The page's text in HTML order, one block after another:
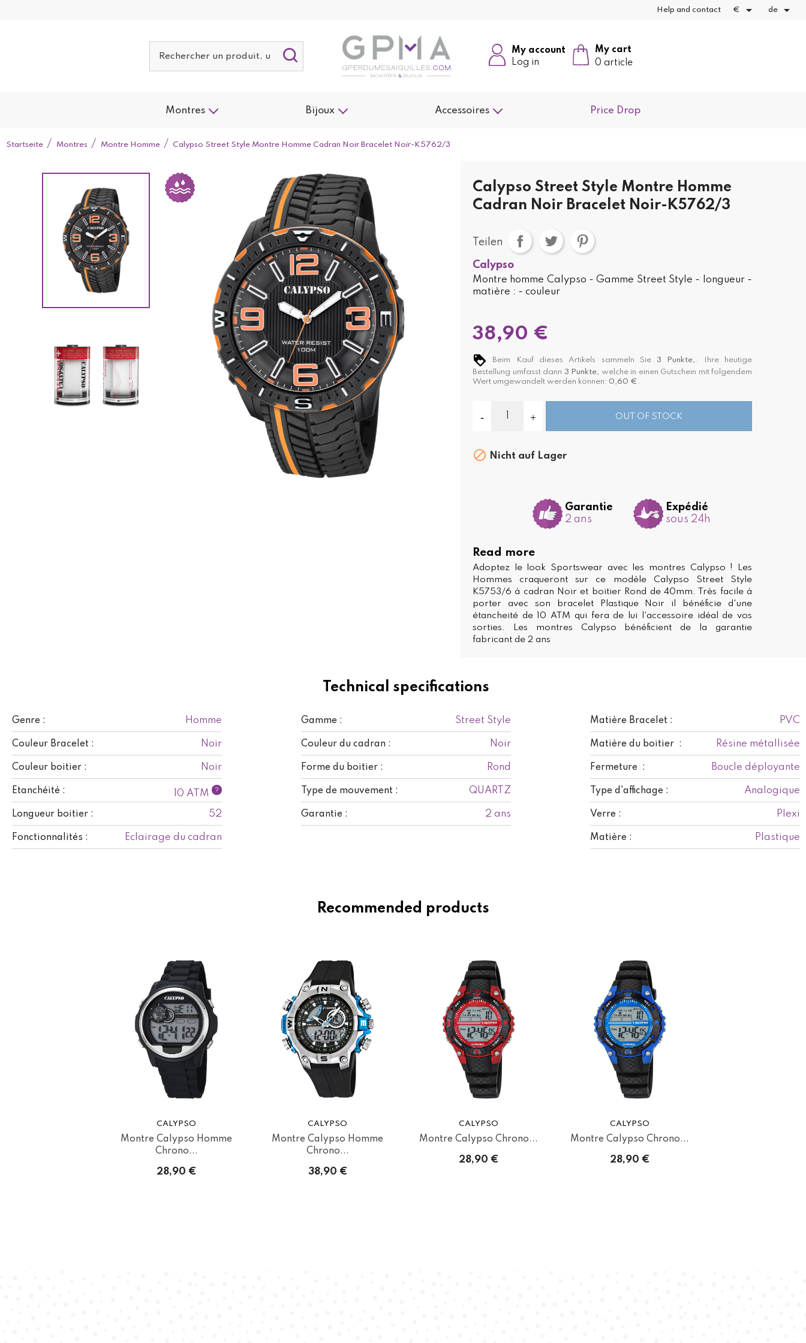
Help and contact €  de 
My cart
0 article
My account
Log in
Montres Bijoux Accessoires Price Drop
Startseite Montres Montre Homme Calypso Street Style Montre Homme Cadran Noir Bracelet Noir-K5762/3
Technical specifications
Genre : Homme Gamme : Street Style Matière Bracelet : PVC
Couleur Bracelet : Noir Couleur du cadran : Noir Matière du boitier : Résine métallisée
Couleur boitier : Noir Forme du boitier : Rond Fermeture : Boucle déployante
Etanchéité : 10 ATM ? Type de mouvement : QUARTZ Type d'affichage : Analogique
Longueur boitier : 52 Garantie : 2 ans Verre : Plexi
Fonctionnalités : Eclairage du cadran Matière : Plastique
Calypso Street Style Montre Homme
Cadran Noir Bracelet Noir-K5762/3
Teilen
Calypso
Montre homme Calypso - Gamme Street Style - longueur -
matière : - couleur
38,90 €
Beim Kauf dieses Artikels sammeln Sie3 Punkte, . Ihre heutige
Bestellung umfasst dann 3 Punkte, welche in einen Gutschein mit folgendem
Wert umgewandelt werden können: 0,60 € .
OUT OF STOCK
 Nicht auf Lager
Garantie
2 ans
Expédié
sous 24h
Read more
Adoptez le look Sportswear avec les montres Calypso ! Les
Hommes craqueront sur ce modèle Calypso Street Style
K5753/6 à cadran Noir et boitier Rond de 40mm. Très facile à
porter avec son bracelet Plastique Noir il bénéficie d'une
étancheité de 10 ATM qui fera de lui l'accessoire idéal de vos
sorties. Les montres Calypso bénéficient de la garantie
fabricant de 2 ans
Recommended products
CALYPSO
Montre Calypso Homme
Chrono...
28,90 €
CALYPSO
Montre Calypso Homme
Chrono...
38,90 €
CALYPSO
Montre Calypso Chrono...
28,90 €
CALYPSO
Montre Calypso Chrono...
28,90 €